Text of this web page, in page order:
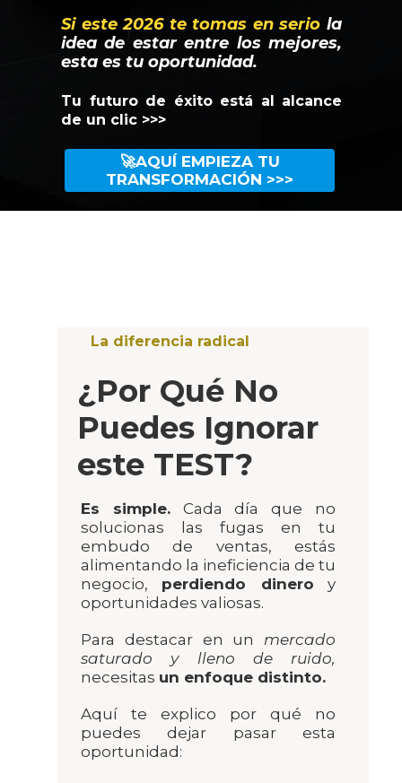
Si este 2026 te tomas en serio la
idea de estar entre los mejores,
esta es tu oportunidad.
Tu futuro de éxito está al alcance
de un clic >>>
🚀AQUÍ EMPIEZA TU
TRANSFORMACIÓN >>>
¿Por Qué No
Puedes Ignorar
este TEST?
La diferencia radical
Es simple.Cada día que no
solucionas las fugas en tu
embudo de ventas, estás
alimentando la ineficiencia de tu
negocio, perdiendo dinero y
oportunidades valiosas.
Para destacar en un mercado
saturado y lleno de ruido,
necesitas un enfoque distinto.
Aquí te explico por qué no
puedes dejar pasar esta
oportunidad: